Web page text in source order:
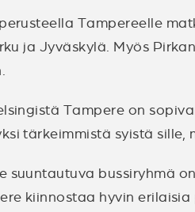
Tampereelle
ja Jyväskylä. Myös
Tampere on
tärkeimmistä syistä
suuntautuva bussiryhmä
kiinnostaa hyvin